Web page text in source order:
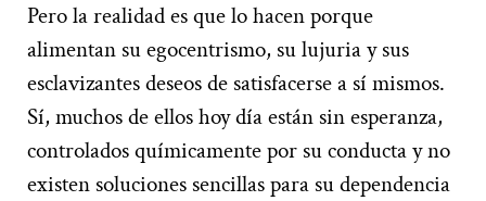
Pero la realidad es que lo hacen porque
alimentan su egocentrismo, su lujuria y sus
esclavizantes deseos de satisfacerse a sí mismos.
Sí, muchos de ellos hoy día están sin esperanza,
controlados químicamente por su conducta y no
existen soluciones sencillas para su dependencia